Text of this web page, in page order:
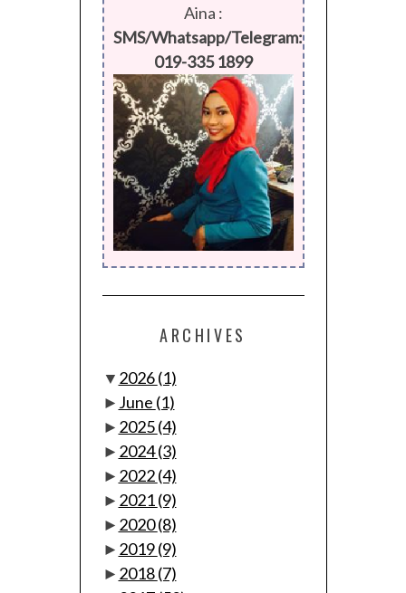
Aina :
SMS/Whatsapp/Telegram:
019-335 1899
ARCHIVES
▼ 2026(1)
► June (1)
► 2025(4)
► 2024(3)
► 2022(4)
► 2021(9)
► 2020(8)
► 2019(9)
► 2018(7)